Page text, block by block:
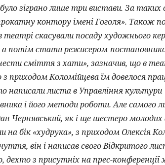
зіграно лише три вистави. За таких
контору імені Гоголя». Також
скасували посаду художнього
а потім стати режисером-
сміття з хати», зазначив, що в
Коломійцева їм довелося
написали листа в Управління культури
і його методи роботи. Але самого
Чернявський, як і ще шестеро молодих
бік «худрука», з приходом Олексія
він і написав свого Відкритого
дехто з присутніх на прес-конференції